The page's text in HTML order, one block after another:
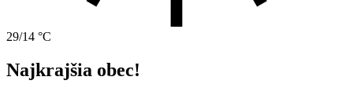
29/14 °C
Najkrajšia obec!